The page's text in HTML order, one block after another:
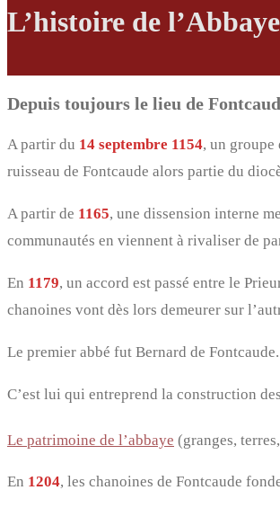
L’histoire de
Depuis toujours le lieu de
A partir du 14 septembre 1154, un groupe
ruisseau de Fontcaude alors partie du
A partir de 1165, une dissension interne
communautés en viennent à rivaliser de
En 1179, un accord est passé entre le
chanoines vont dès lors demeurer sur
Le premier abbé fut Bernard de
C’est lui qui entreprend la construction
Le patrimoine de l’abbaye (granges,
En 1204, les chanoines de Fontcaude